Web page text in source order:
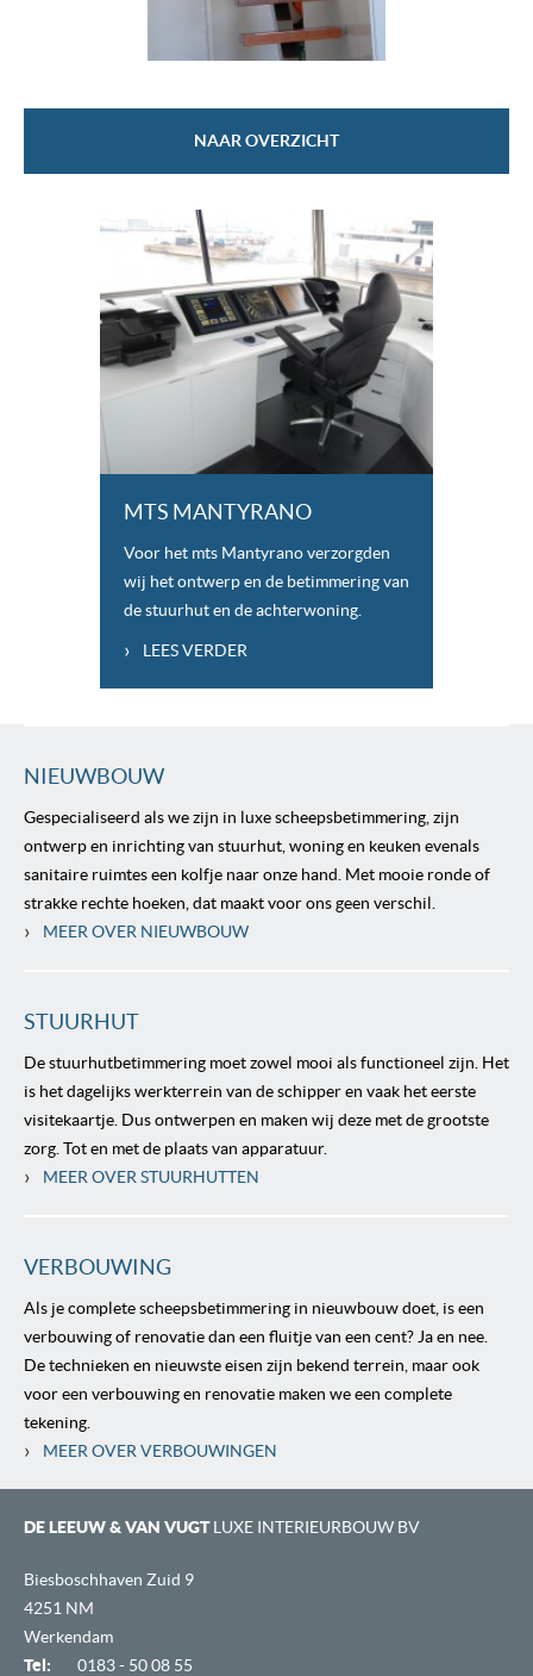
NAAR OVERZICHT
MTS MANTYRANO
Voor het mts Mantyrano verzorgden
wij het ontwerp en de betimmering van
de stuurhut en de achterwoning.
› LEES VERDER
NIEUWBOUW
Gespecialiseerd als we zijn in luxe scheepsbetimmering, zijn
ontwerp en inrichting van stuurhut, woning en keuken evenals
sanitaire ruimtes een kolfje naar onze hand. Met mooie ronde of
strakke rechte hoeken, dat maakt voor ons geen verschil.
› MEER OVER NIEUWBOUW
STUURHUT
De stuurhutbetimmering moet zowel mooi als functioneel zijn. Het
is het dagelijks werkterrein van de schipper en vaak het eerste
visitekaartje. Dus ontwerpen en maken wij deze met de grootste
zorg. Tot en met de plaats van apparatuur.
› MEER OVER STUURHUTTEN
VERBOUWING
Als je complete scheepsbetimmering in nieuwbouw doet, is een
verbouwing of renovatie dan een fluitje van een cent? Ja en nee.
De technieken en nieuwste eisen zijn bekend terrein, maar ook
voor een verbouwing en renovatie maken we een complete
tekening.
› MEER OVER VERBOUWINGEN
DE LEEUW & VAN VUGTLUXE INTERIEURBOUW BV
Biesboschhaven Zuid 9
4251 NM
Werkendam
Tel:
0183 - 50 08 55